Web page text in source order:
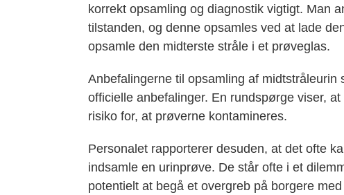
korrekt opsamling og diagnostik vigtigt. Man
tilstanden, og denne opsamles ved at lade
opsamle den midterste stråle i et prøveglas.
Anbefalingerne til opsamling af
officielle anbefalinger. En rundspørge viser,
risiko for, at prøverne kontamineres.
Personalet rapporterer desuden, at det ofte
indsamle en urinprøve. De står ofte i et
potentielt at begå et overgreb på borgere